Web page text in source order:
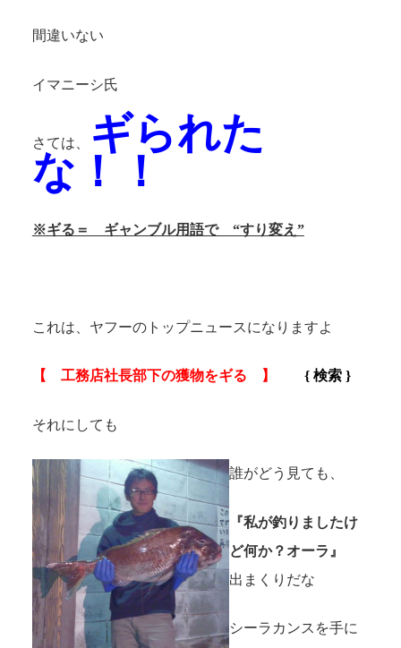
間違いない
イマニーシ氏
さては、
ギられた
な！！
※ギる＝ ギャンブル用語で “すり変え”
これは、ヤフーのトップニュースになりますよ
【 工務店社長部下の獲物をギる 】 { 検索 }
それにしても
誰がどう見ても、
『私が釣りましたけ
ど何か？オーラ』
出まくりだな
シーラカンスを手に